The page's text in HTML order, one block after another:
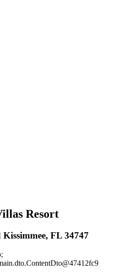
Resort
FL 34747